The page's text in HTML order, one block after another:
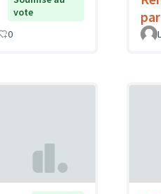
vote
0